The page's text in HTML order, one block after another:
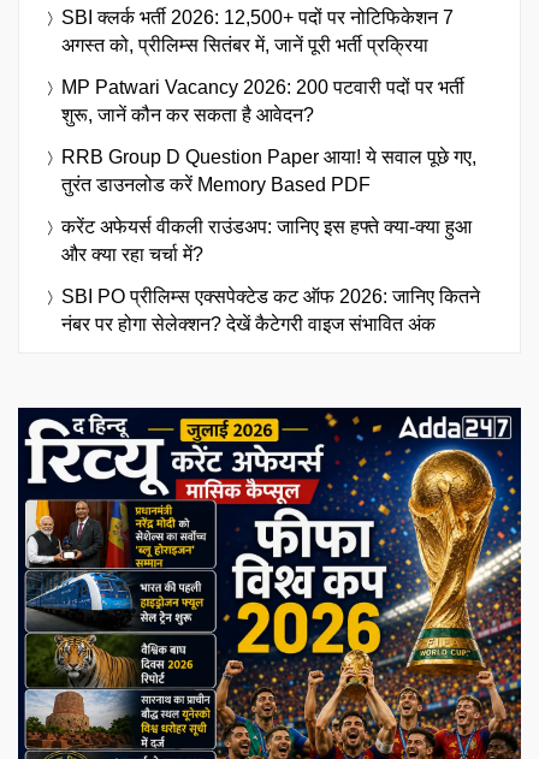
SBI क्लर्क भर्ती 2026: 12,500+ पदों पर नोटिफिकेशन 7
अगस्त को, प्रीलिम्स सितंबर में, जानें पूरी भर्ती प्रक्रिया
MP Patwari Vacancy 2026: 200 पटवारी पदों पर भर्ती
शुरू, जानें कौन कर सकता है आवेदन?
RRB Group D Question Paper आया! ये सवाल पूछे गए,
तुरंत डाउनलोड करें Memory Based PDF
करेंट अफेयर्स वीकली राउंडअप: जानिए इस हफ्ते क्या-क्या हुआ
और क्या रहा चर्चा में?
SBI PO प्रीलिम्स एक्सपेक्टेड कट ऑफ 2026: जानिए कितने
नंबर पर होगा सेलेक्शन? देखें कैटेगरी वाइज संभावित अंक